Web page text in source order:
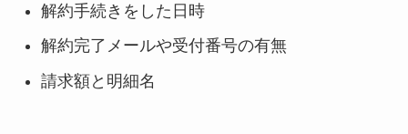
解約手続きをした日時
解約完了メールや受付番号の有無
請求額と明細名